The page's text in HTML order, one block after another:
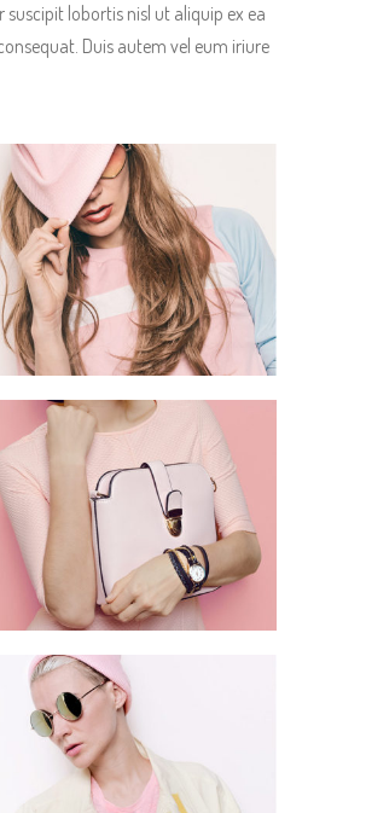
suscipit lobortis nisl ut aliquip ex ea
Duis autem vel eum iriure